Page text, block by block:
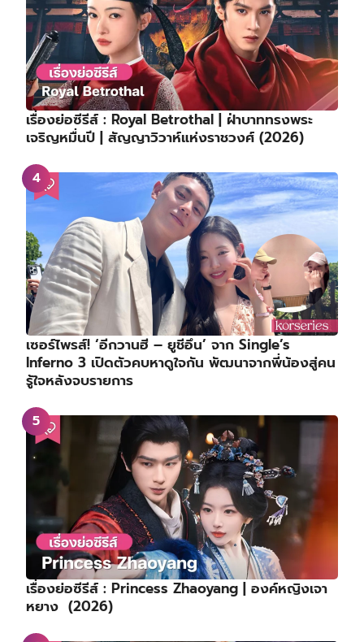
เรื่องย่อซีรีส์ : Royal Betrothal | ฝ่าบาททรงพระ
เจริญหมื่นปี | สัญญาวิวาห์แห่งราชวงศ์ (2026)
เซอร์ไพรส์! ‘อีกวานฮี – ยูชีอึน’ จาก Single’s
Inferno 3 เปิดตัวคบหาดูใจกัน พัฒนาจากพี่น้องสู่คน
รู้ใจหลังจบรายการ
เรื่องย่อซีรีส์ : Princess Zhaoyang | องค์หญิงเจา
หยาง (2026)